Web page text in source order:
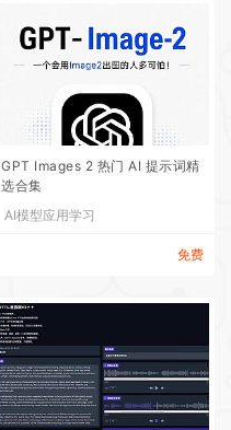
GPT Images 2 热门 AI 提示词精
选合集
AI模型应用学习
免费